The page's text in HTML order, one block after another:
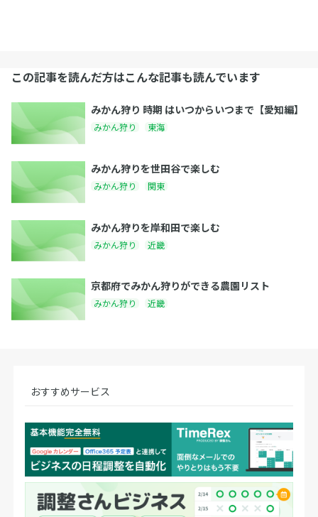
この記事を読んだ方はこんな記事も読んでいます
みかん狩り 時期 はいつからいつまで【愛知編】
みかん狩り 東海
みかん狩りを世田谷で楽しむ
みかん狩り 関東
みかん狩りを岸和田で楽しむ
みかん狩り 近畿
京都府でみかん狩りができる農園リスト
みかん狩り 近畿
おすすめサービス